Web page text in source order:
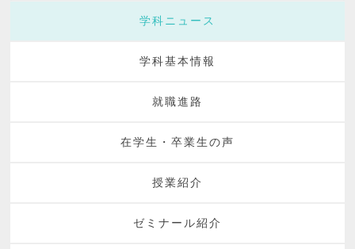
学科ニュース
学科基本情報
就職進路
在学生・卒業生の声
授業紹介
ゼミナール紹介